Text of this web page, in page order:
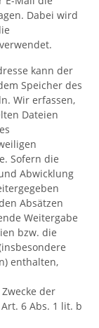
Dabei wird
kann der
Speicher des
Wir erfassen,
Dateien
Sofern die
Abwicklung
Absätzen
Weitergabe
bzw. die
enthalten,
der
6 Abs. 1 lit. b